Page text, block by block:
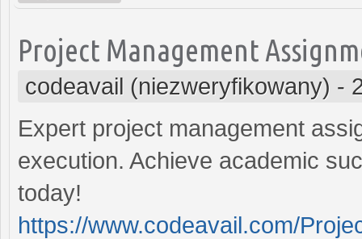
Project Management
codeavail (niezweryfikowany) -
Expert project management
execution. Achieve academic
today!
https://www.codeavail.com/